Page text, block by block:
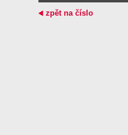
zpět na číslo